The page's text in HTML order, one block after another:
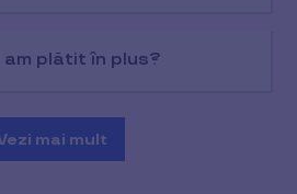
plătit în plus?
mai mult